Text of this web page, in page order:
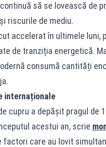
să se lovească de
riscurile de mediu.
accelerat în ultimele luni,
de tranziția energetică.
consumă cantități
internaționale
cupru a depășit pragul de
acestui an, scrie
factori care au lovit